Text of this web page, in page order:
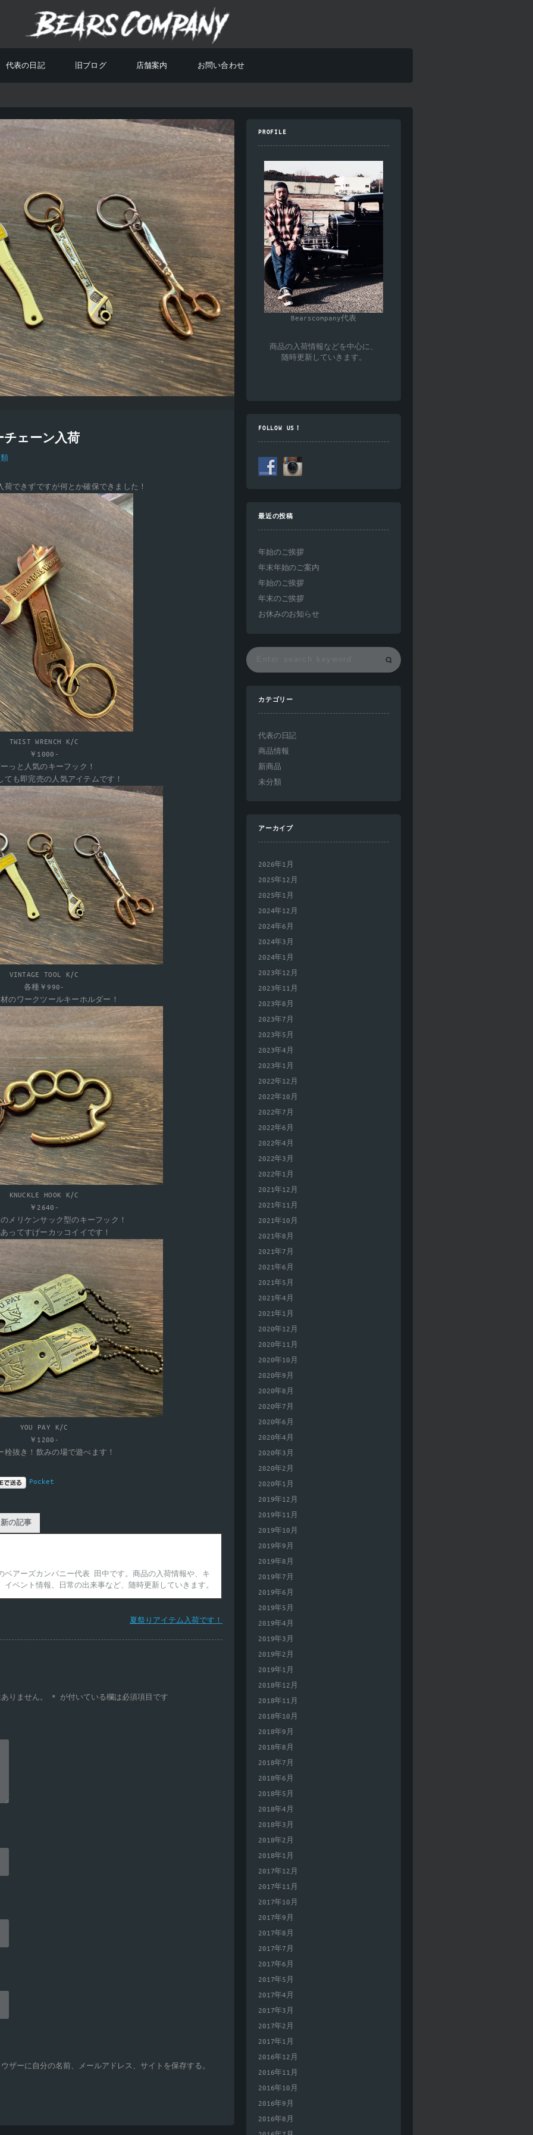
代表の日記 旧ブログ 店舗案内 お問い合わせ
ェーン入荷
荷できずですが何とか確保できました！
TWIST WRENCH K/C
￥1000-
っと人気のキーフック！
ても即完売の人気アイテムです！
VINTAGE TOOL K/C
各種￥990-
のワークツールキーホルダー！
KNUCKLE HOOK K/C
￥2640-
メリケンサック型のキーフック！
ってすげーカッコイイです！
YOU PAY K/C
￥1200-
栓抜き！飲みの場で遊べます！
Pocket
の記事
ベアーズカンパニー代表 田中です。商品の入荷情報や、キ
イベント情報、日常の出来事など、随時更新していきます。
夏祭りアイテム入荷です！
りません。 * が付いている欄は必須項目です
ザーに自分の名前、メールアドレス、サイトを保存する。
PROFILE
Bearscompany代表
商品の入荷情報などを中心に、
随時更新していきます。
FOLLOW US！
最近の投稿
年始のご挨拶
年末年始のご案内
年始のご挨拶
年末のご挨拶
お休みのお知らせ
カテゴリー
代表の日記
商品情報
新商品
未分類
アーカイブ
2026年1月
2025年12月
2025年1月
2024年12月
2024年6月
2024年3月
2024年1月
2023年12月
2023年11月
2023年8月
2023年7月
2023年5月
2023年4月
2023年1月
2022年12月
2022年10月
2022年7月
2022年6月
2022年4月
2022年3月
2022年1月
2021年12月
2021年11月
2021年10月
2021年8月
2021年7月
2021年6月
2021年5月
2021年4月
2021年1月
2020年12月
2020年11月
2020年10月
2020年9月
2020年8月
2020年7月
2020年6月
2020年4月
2020年3月
2020年2月
2020年1月
2019年12月
2019年11月
2019年10月
2019年9月
2019年8月
2019年7月
2019年6月
2019年5月
2019年4月
2019年3月
2019年2月
2019年1月
2018年12月
2018年11月
2018年10月
2018年9月
2018年8月
2018年7月
2018年6月
2018年5月
2018年4月
2018年3月
2018年2月
2018年1月
2017年12月
2017年11月
2017年10月
2017年9月
2017年8月
2017年7月
2017年6月
2017年5月
2017年4月
2017年3月
2017年2月
2017年1月
2016年12月
2016年11月
2016年10月
2016年9月
2016年8月